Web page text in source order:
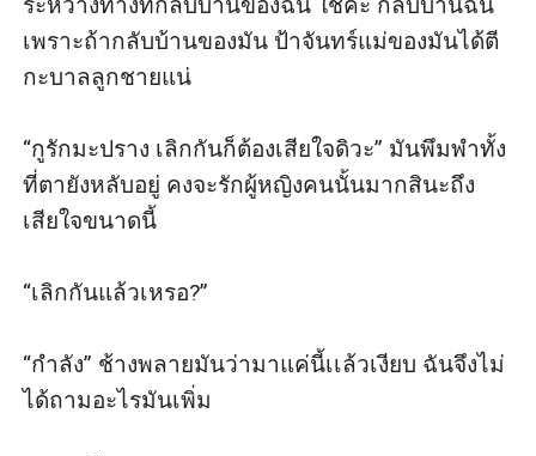
เพราะถ้ากลับบ้านของมัน ป้าจันทร์แม่ของมันได้ตี
กะบาลลูกชายแน่
“กูรักมะปราง เลิกกันก็ต้องเสียใจดิวะ” มันพึมพำทั้ง
ที่ตายังหลับอยู่ คงจะรักผู้หญิงคนนั้นมากสินะถึง
เสียใจขนาดนี้
“เลิกกันแล้วเหรอ?”
“กำลัง” ช้างพลายมันว่ามาแค่นี้เเล้วเงียบ ฉันจึงไม่
ได้ถามอะไรมันเพิ่ม